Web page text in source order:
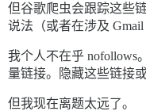
但谷歌爬虫会跟踪这些
说法（或者在涉及 Gmail
我个人不在乎 nofollows
量链接。隐藏这些链接
但我现在离题太远了。